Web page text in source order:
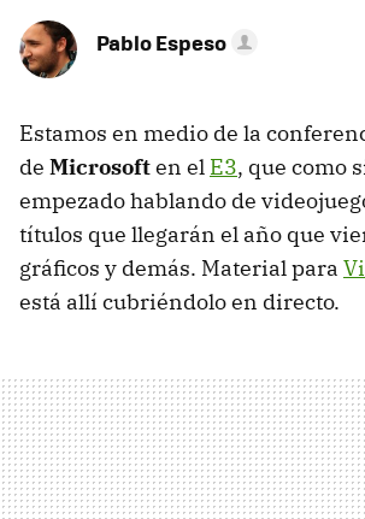
Pablo Espeso
Estamos en medio de la
de Microsoften el E3, que como
empezado hablando de
títulos que llegarán el año que
gráficos y demás. Material para
está allí cubriéndolo en directo.